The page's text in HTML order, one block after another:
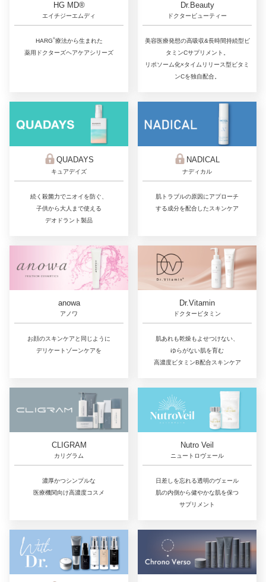
HG MD®
エイチジーエムディ
HARG®療法から生まれた
薬用ドクターズヘアケアシリーズ
Dr.Beauty
ドクタービューティー
美容医療発想の高吸収&長時間持続型ビ
タミンCサプリメント。
リポソーム化×タイムリリース型ビタミ
ンCを独自配合。
QUADAYS
キュアデイズ
続く殺菌力でニオイを防ぐ、
子供から大人まで使える
デオドラント製品
NADICAL
ナディカル
肌トラブルの原因にアプローチ
する成分を配合したスキンケア
anowa
アノワ
お顔のスキンケアと同じように
デリケートゾーンケアを
Dr.Vitamin
ドクタービタミン
肌あれも乾燥もよせつけない、
ゆらがない肌を育む
高濃度ビタミンB配合スキンケア
CLIGRAM
カリグラム
濃厚かつシンプルな
医療機関向け高濃度コスメ
Nutro Veil
ニュートロヴェール
日差しを忘れる透明のヴェール
肌の内側から健やかな肌を保つ
サプリメント